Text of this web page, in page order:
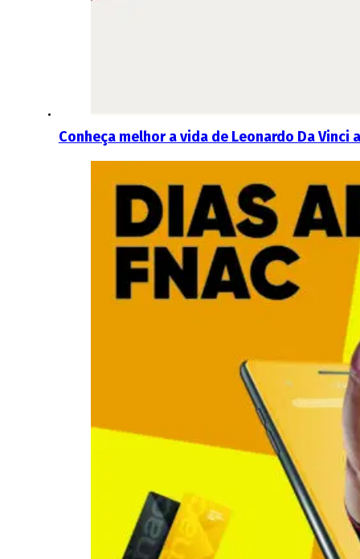
Conheça melhor a vida de Leonardo Da